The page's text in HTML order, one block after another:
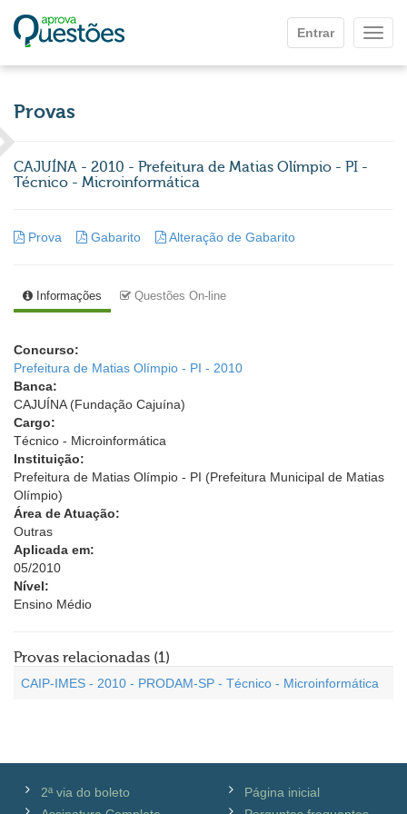
Entrar
Provas
CAJUÍNA - 2010 - Prefeitura de Matias Olímpio - PI -
Técnico - Microinformática
Prova Gabarito Alteração de Gabarito
Informações Questões On-line
Concurso:
Prefeitura de Matias Olímpio - PI - 2010
Banca:
CAJUÍNA (Fundação Cajuína)
Cargo:
Técnico - Microinformática
Instituição:
Prefeitura de Matias Olímpio - PI (Prefeitura Municipal de Matias
Olímpio)
Área de Atuação:
Outras
Aplicada em:
05/2010
Nível:
Ensino Médio
Provas relacionadas (1)
CAIP-IMES - 2010 - PRODAM-SP - Técnico - Microinformática
2ª via do boleto
Página inicial